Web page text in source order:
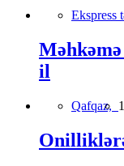
Ekspress
Məhkəmə
il
Qafqaz,